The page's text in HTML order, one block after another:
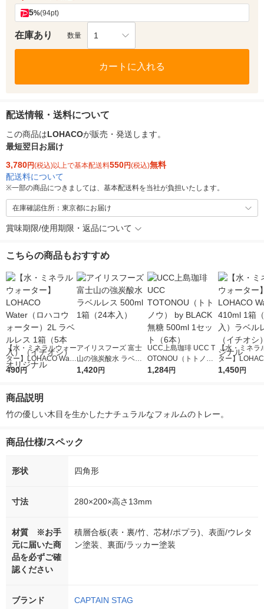
5%(94pt)
在庫あり 数量 1
カートに入れる
配送情報・送料について
この商品はLOHACOが販売・発送します。
最短翌日お届け
3,780円(税込)以上で基本配送料550円(税込)無料
配送料について
※一部の商品につきましては、基本配送料を当社が負担いたします。
在庫確認住所：東京都にお届け
賞味期限/使用期限・返品について
こちらの商品もおすすめ
【水・ミネラルウォー
ター】LOHACO Wate
r（ロハコウォータ
シ） オリジナル
490円
アイリスフーズ 富士
山の強炭酸水 ラベル
レス 500ml 1箱（24
1,420円
UCC上島珈琲 UCC T
OTONOU（トトノ
ウ） by BLACK無糖 5
1,284円
【水・ミネラ
ター】
r 410ml 1箱（
1,450円
商品説明
竹の優しい木目を生かしたナチュラルなフォルムのトレー。
商品仕様/スペック
形状 四角形
寸法 280×200×高さ13mm
材質 ※お手
元に届いた商
品を必ずご確
認ください
積層合板(表・裏/竹、芯材/ポプラ)、表面/ウレタ
ン塗装、裏面/ラッカー塗装
ブランド CAPTAIN STAG